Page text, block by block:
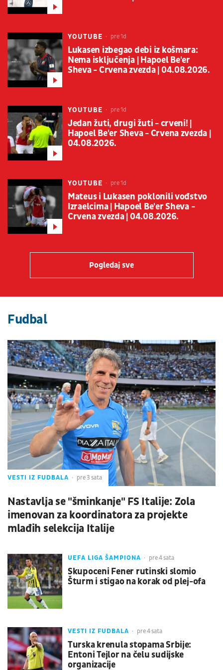
YOUTUBE pre 1d
Lukasen izbegao debi iz košmara:
Nema isključenja | Hapoel Be'er
Sheva - Crvena zvezda | 04.08.2026.
YOUTUBE pre 1d
Jedan žuti, drugi žuti - crveni! |
Hapoel Be'er Sheva - Crvena zvezda |
04.08.2026.
YOUTUBE pre 1d
Mateus i Lukasen poklonili vođstvo
Izraelcima | Hapoel Be'er Sheva -
Crvena zvezda | 04.08.2026.
Pogledaj sve
Fudbal
VESTI IZ FUDBALA pre 3 sata
Nastavlja se "šminkanje" FS Italije: Zola
imenovan za koordinatora za projekte
mlađih selekcija Italije
UEFA LIGA ŠAMPIONA pre 4 sata
Skupoceni Fener rutinski slomio
Šturm i stigao na korak od plej-ofa
VESTI IZ FUDBALA pre 4 sata
Turska krenula stopama Srbije:
Entoni Tejlor na čelu sudijske
organizacije